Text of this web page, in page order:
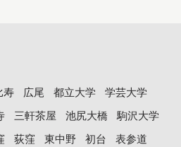
寿 広尾 都立大学
学芸大学
三軒茶屋 池尻大橋
駒沢大学
荻窪 東中野 初台
表参道